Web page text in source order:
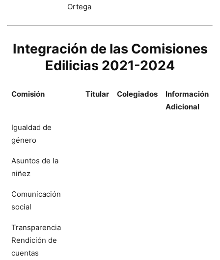
Ortega
Integración de las Comisiones
Edilicias 2021-2024
Comisión Titular Colegiados
Información
Adicional
Igualdad de
género
Asuntos de la
niñez
Comunicación
social
Transparencia
Rendición de
cuentas